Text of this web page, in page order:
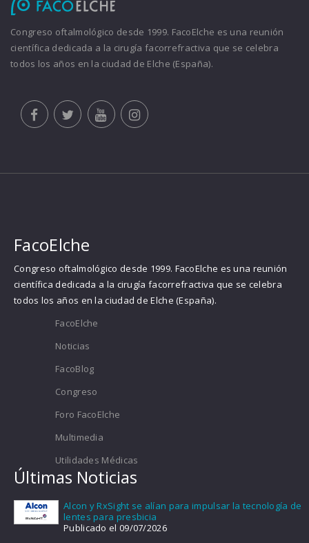
Congreso oftalmológico desde 1999. FacoElche es una reunión
científica dedicada a la cirugía facorrefractiva que se celebra
todos los años en la ciudad de Elche (España).
FacoElche
Congreso oftalmológico desde 1999. FacoElche es una reunión
científica dedicada a la cirugía facorrefractiva que se celebra
todos los años en la ciudad de Elche (España).
FacoElche
Noticias
FacoBlog
Congreso
Foro FacoElche
Multimedia
Utilidades Médicas
Últimas Noticias
Alcon y RxSight se alían para impulsar la tecnología de
lentes para presbicia
Publicado el 09/07/2026